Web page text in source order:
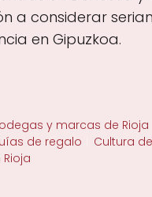
a considerar
en Gipuzkoa.
y marcas de Rioja
de regalo
Cultura